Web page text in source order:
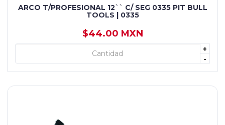
ARCO T/PROFESIONAL 12`` C/ SEG 0335 PIT BULL
TOOLS | 0335
$44.00 MXN
+
-
+ AGREGAR